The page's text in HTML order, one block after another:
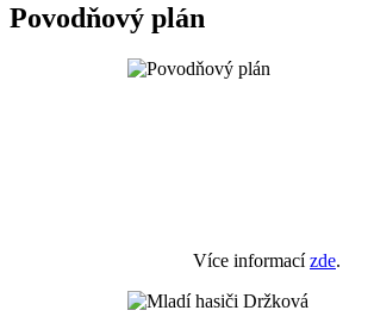
Povodňový plán
Více informacízde.